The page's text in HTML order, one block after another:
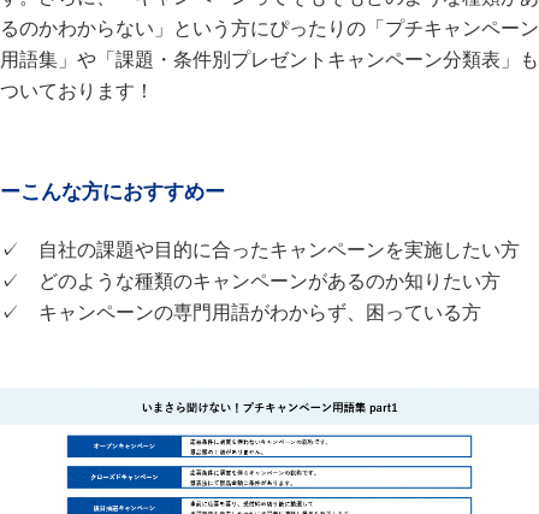
るのかわからない」という方にぴったりの「プチキャンペーン
用語集」や「課題・条件別プレゼントキャンペーン分類表」も
ついております！
ーこんな方におすすめー
✓ 自社の課題や目的に合ったキャンペーンを実施したい方
✓ どのような種類のキャンペーンがあるのか知りたい方
✓ キャンペーンの専門用語がわからず、困っている方